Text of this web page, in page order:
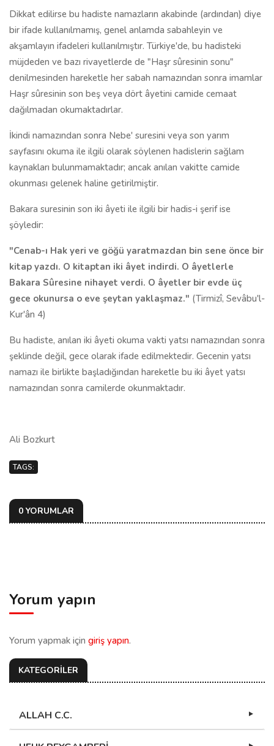
Dikkat edilirse bu hadiste namazların akabinde (ardından) diye
bir ifade kullanılmamış, genel anlamda sabahleyin ve
akşamlayın ifadeleri kullanılmıştır. Türkiye'de, bu hadisteki
müjdeden ve bazı rivayetlerde de "Haşr sûresinin sonu"
denilmesinden hareketle her sabah namazından sonra imamlar
Haşr sûresinin son beş veya dört âyetini camide cemaat
dağılmadan okumaktadırlar.
İkindi namazından sonra Nebe' suresini veya son yarım
sayfasını okuma ile ilgili olarak söylenen hadislerin sağlam
kaynakları bulunmamaktadır; ancak anılan vakitte camide
okunması gelenek haline getirilmiştir.
Bakara suresinin son iki âyeti ile ilgili bir hadis-i şerif ise
şöyledir:
"Cenab-ı Hak yeri ve göğü yaratmazdan bin sene önce bir
kitap yazdı. O kitaptan iki âyet indirdi. O âyetlerle
Bakara Sûresine nihayet verdi. O âyetler bir evde üç
gece okunursa o eve şeytan yaklaşmaz." (Tirmizî, Sevâbu'l-
Kur'ân 4)
Bu hadiste, anılan iki âyeti okuma vakti yatsı namazından sonra
şeklinde değil, gece olarak ifade edilmektedir. Gecenin yatsı
namazı ile birlikte başladığından hareketle bu iki âyet yatsı
namazından sonra camilerde okunmaktadır.
Ali Bozkurt
TAGS:
0 YORUMLAR
Yorum yapın
Yorum yapmak için giriş yapın.
KATEGORİLER
ALLAH C.C.